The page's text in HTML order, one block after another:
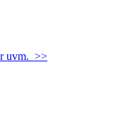
uvm. >>